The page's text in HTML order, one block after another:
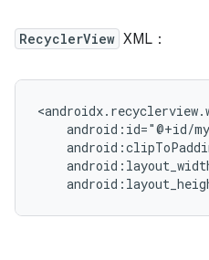
RecyclerView XML：